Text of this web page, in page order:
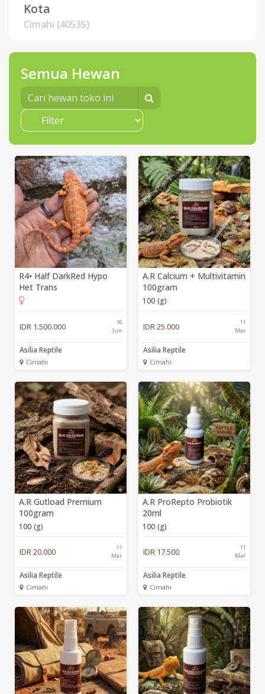
Kota
Cimahi (40535)
Semua Hewan
R4• Half DarkRed Hypo
Het Trans
IDR 1.500.000
16
Jun
Asilia Reptile
Cimahi
A.R Calcium + Multivitamin
100gram
100 (g)
IDR 25.000
11
Mar
Asilia Reptile
Cimahi
A.R Gutload Premium
100gram
100 (g)
IDR 20.000
11
Mar
Asilia Reptile
Cimahi
A.R ProRepto Probiotik
20ml
100 (g)
IDR 17.500
11
Mar
Asilia Reptile
Cimahi